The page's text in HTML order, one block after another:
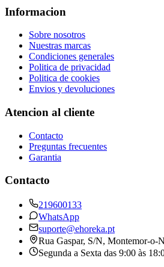
Informacion
Sobre nosotros
Nuestras marcas
Condiciones generales
Politica de privacidad
Politica de cookies
Envios y devoluciones
Atencion al cliente
Contacto
Preguntas frecuentes
Garantia
Contacto
219600133
WhatsApp
suporte@ehoreka.pt
Rua Gaspar, S/N, Montemor-o-
Segunda a Sexta das 9:00 às